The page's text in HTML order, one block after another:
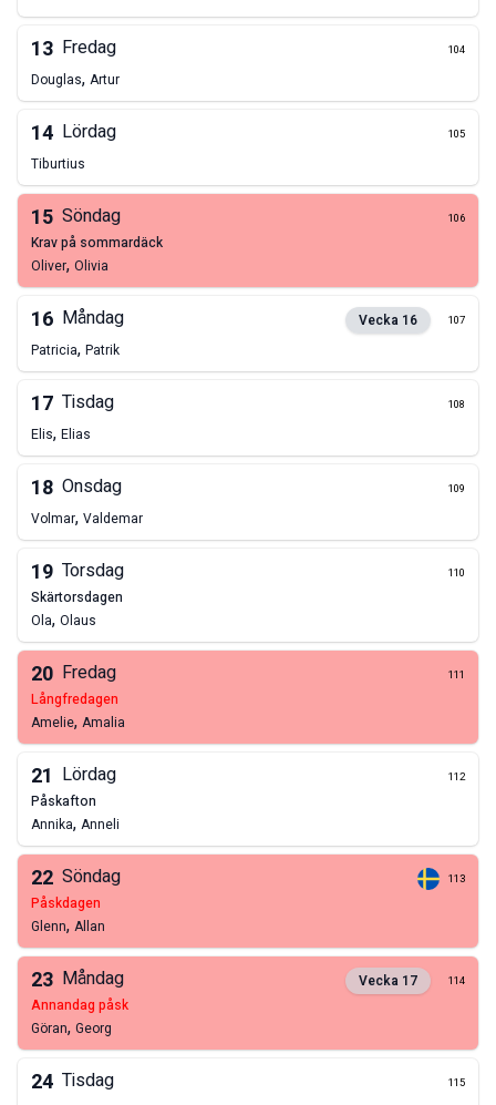
13 Fredag 104
Douglas, Artur
14 Lördag 105
Tiburtius
15 Söndag 106
krav på sommardäck
Oliver, Olivia
16 Måndag Vecka 16 107
Patricia, Patrik
17 Tisdag 108
Elis, Elias
18 Onsdag 109
Volmar, Valdemar
19 Torsdag 110
skärtorsdagen
Ola, Olaus
20 Fredag 111
långfredagen
Amelie, Amalia
21 Lördag 112
påskafton
Annika, Anneli
22 Söndag 113
påskdagen
Glenn, Allan
23 Måndag Vecka 17 114
annandag påsk
Göran, Georg
24 Tisdag 115